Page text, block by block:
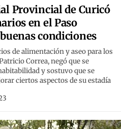
Provincial de Curicó
en el Paso
condiciones
de alimentación y aseo para los
Correa, negó que se
y sostuvo que se
ciertos aspectos de su estadía